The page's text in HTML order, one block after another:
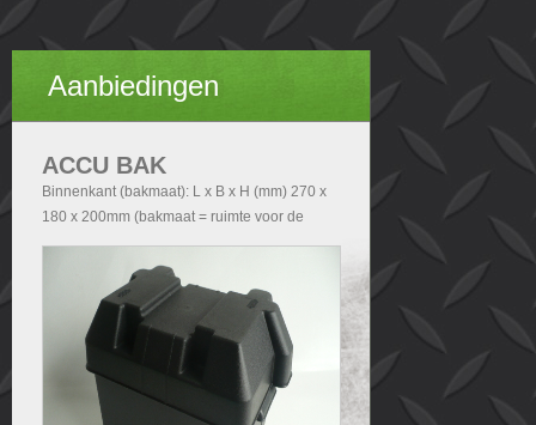
Aanbiedingen
ACCU BAK
Binnenkant (bakmaat): L x B x H (mm) 270 x
180 x 200mm (bakmaat = ruimte voor de
accu). Buitenkant (Totale afmetingen accubak
exclusief deksel): - Zonder handvatten L x B x
H (mm) 290x200x210 - Met handvatten L x B
x H (mm) 340x200x210. Buitenkant (Totale
afmetingen accubak inclusief deksel): L x B x
H (mm) 340x240x280.